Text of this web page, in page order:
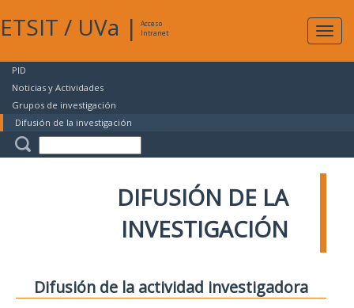
ETSIT / UVa |
Acceso
Intranet
PID
Noticias y Actividades
Grupos de investigación
Difusión de la investigación
DIFUSIÓN DE LA
INVESTIGACIÓN
Difusión de la actividad investigadora